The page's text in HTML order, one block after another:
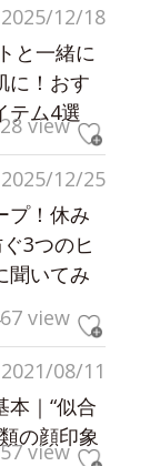
2025/12/18
と一緒に
に！おす
テム4選
view
2025/12/25
プ！休み
3つのヒ
聞いてみ
view
2021/08/11
本｜“似合
の顔印象
view